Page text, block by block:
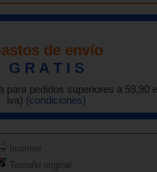
de envío
G R A T I S
para pedidos superiores a 59,90
iva) (condiciones)
Imprimir
Tamaño original